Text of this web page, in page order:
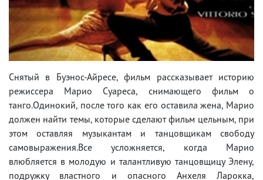
Снятый в Буэнос-Айресе, фильм рассказывает историю
режиссера Марио Суареса, снимающего фильм о
танго.Одинокий, после того как его оставила жена, Марио
должен найти темы, которые сделают фильм цельным, при
этом оставляя музыкантам и танцовщикам свободу
самовыражения.Все усложняется, когда Марио
влюбляется в молодую и талантливую танцовщицу Элену,
подружку властного и опасного Анхеля Ларокка,